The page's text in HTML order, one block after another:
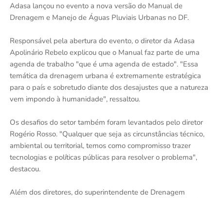
Adasa lançou no evento a nova versão do Manual de
Drenagem e Manejo de Águas Pluviais Urbanas no DF.
Responsável pela abertura do evento, o diretor da Adasa
Apolinário Rebelo explicou que o Manual faz parte de uma
agenda de trabalho "que é uma agenda de estado". "Essa
temática da drenagem urbana é extremamente estratégica
para o país e sobretudo diante dos desajustes que a natureza
vem impondo à humanidade", ressaltou.
Os desafios do setor também foram levantados pelo diretor
Rogério Rosso. "Qualquer que seja as circunstâncias técnico,
ambiental ou territorial, temos como compromisso trazer
tecnologias e políticas públicas para resolver o problema",
destacou.
Além dos diretores, do superintendente de Drenagem